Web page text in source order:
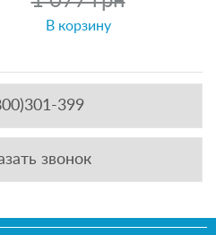
В корзину
399
звонок